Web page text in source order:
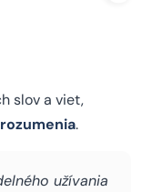
slov a viet,
.
užívania